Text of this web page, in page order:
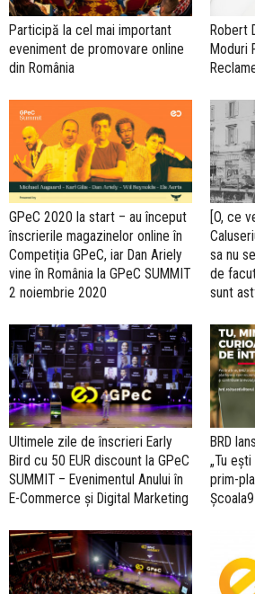
Participă la cel mai important
eveniment de promovare online
din România
Robert
Moduri
GPeC 2020 la start – au început
înscrierile magazinelor online în
Competiția GPeC, iar Dan Ariely
vine în România la GPeC SUMMIT
2 noiembrie 2020
[O, ce
sa nu
de
sunt
Ultimele zile de înscrieri Early
Bird cu 50 EUR discount la GPeC
SUMMIT – Evenimentul Anului în
E-Commerce și Digital Marketing
BRD
„Tu
prim-